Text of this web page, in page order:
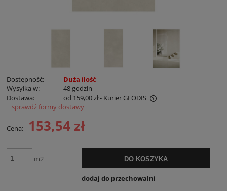
Dostępność:
Duża ilość
Wysyłka w:
48 godzin
Dostawa:
od 159,00 zł- Kurier GEODIS
Cena nie zawiera ewentualnych kosztów płatności
sprawdź formy dostawy
Cena: 153,54 zł
m2 DO KOSZYKA
dodaj do przechowalni